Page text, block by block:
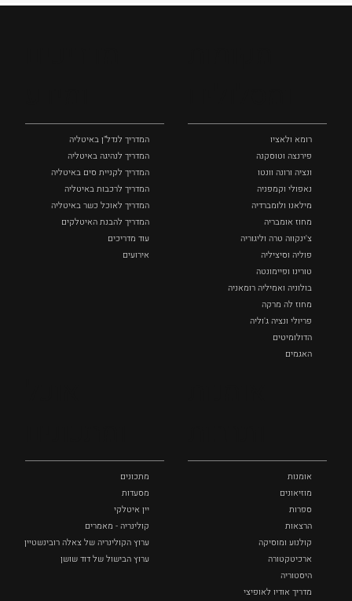
רומא ולאציו
פירנצה וטוסקנה ‏
ונציה ורונה וונטו
נאפולי‏ וקמפניה
מילאנו ולומברדיה
מחוז אומבריה
צ'ינקווה טרה וליגוריה
פוליה וסיציליה ‏
טורינו ופיימונטה
בולוניה ואמיליה רומאניה
מחוז לה מרקה
פריולי ונציה ג'וליה
הדולומיטים
האגמים
המדריך לנדל"ן באיטליה
המדריך לנהיגה באיטליה
המדריך לקניית סים באיטליה
המדריך לרכבות באיטליה
המדריך לאוכל כשר באיטליה
המדריך להבנת האיטלקים
עוד מדריכים
אירועים
אומנות
מוזיאונים
ספרות
הרצאות
קולנוע ומוסיקה
ארכיטקטורה
היסטוריה
מדריך אודיו לאופיצי
מתכונים
מסעדות
יין איטלקי
קולינריה - מאמרים
ערוץ הקולינריה של צאלה רובינשטיין
ערוץ הבישול של דוד שושן